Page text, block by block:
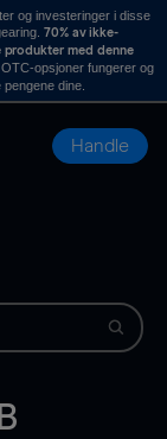
og investeringer i disse
70% av ikke-
produkter med denne
opsjoner fungerer og
dine.
Handle